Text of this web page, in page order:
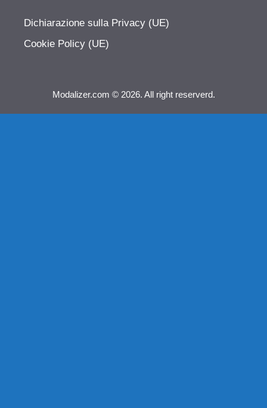
Dichiarazione sulla Privacy (UE)
Cookie Policy (UE)
Modalizer.com © 2026. All right reserverd.